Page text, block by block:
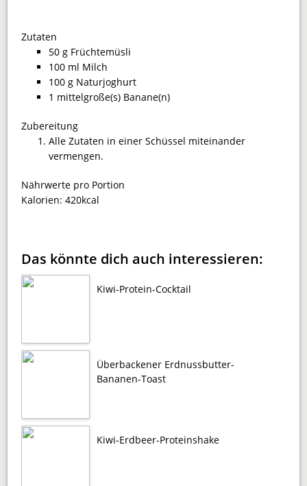
Zutaten
50 g Früchtemüsli
100 ml Milch
100 g Naturjoghurt
1 mittelgroße(s) Banane(n)
Zubereitung
Alle Zutaten in einer Schüssel miteinander
vermengen.
Nährwerte pro Portion
Kalorien:420kcal
Das könnte dich auch interessieren:
Kiwi-Protein-Cocktail
Überbackener Erdnussbutter-
Bananen-Toast
Kiwi-Erdbeer-Proteinshake